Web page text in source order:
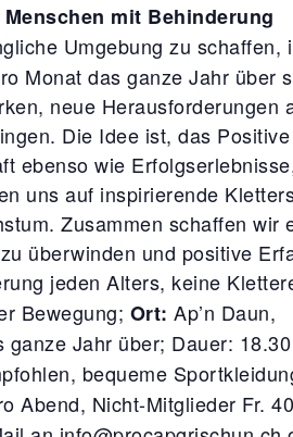
mit Behinderung
Umgebung zu schaffen,
Monat das ganze Jahr über
neue Herausforderungen
Die Idee ist, das
ebenso wie
uns auf inspirierende
Zusammen schaffen wir
überwinden und positive
jeden Alters, keine
Bewegung; Ort: Ap’n Daun,
ganze Jahr über; Dauer:
bequeme
Abend, Nicht-Mitglieder Fr.